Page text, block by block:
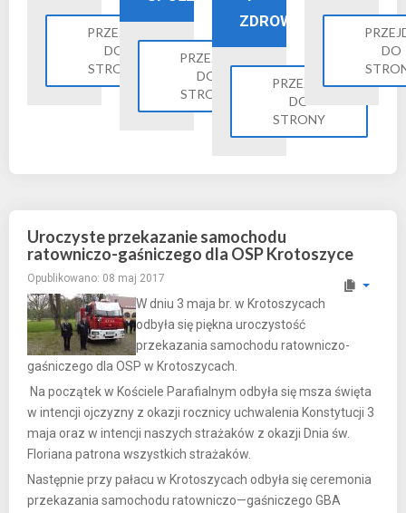
PRZEJDŹ
DO
STRONY
PRZEJDŹ
DO
STRONY
ZDROWIE
PRZEJDŹ
DO
STRONY
DO
Uroczyste przekazanie samochodu
ratowniczo-gaśniczego dla OSP Krotoszyce
Opublikowano: 08 maj 2017
W dniu 3 maja br. w Krotoszycach
odbyła się piękna uroczystość
przekazania samochodu ratowniczo-
gaśniczego dla OSP w Krotoszycach.
Na początek w Kościele Parafialnym odbyła się msza święta
w intencji ojczyzny z okazji rocznicy uchwalenia Konstytucji 3
maja oraz w intencji naszych strażaków z okazji Dnia św.
Floriana patrona wszystkich strażaków.
Następnie przy pałacu w Krotoszycach odbyła się ceremonia
przekazania samochodu ratowniczo—gaśniczego GBA